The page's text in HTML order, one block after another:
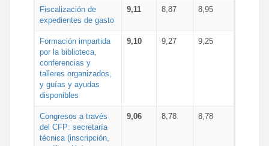
Fiscalización de
expedientes de gasto
9,11 8,87 8,95
Formación impartida
por la biblioteca,
conferencias y
talleres organizados,
y guías y ayudas
disponibles
9,10 9,27 9,25
Congresos a través
del CFP: secretaría
técnica (inscripción,
9,06 8,78 8,78